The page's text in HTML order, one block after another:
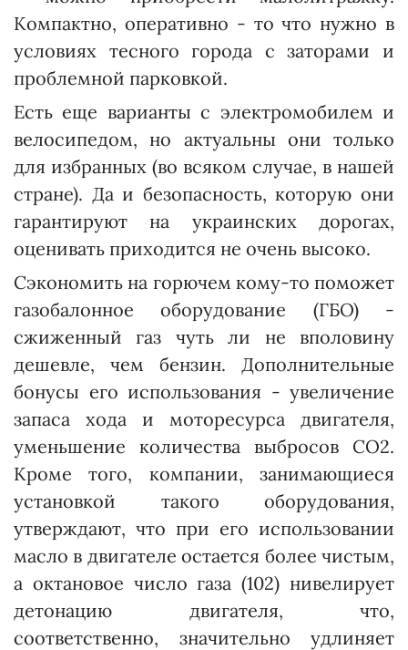
Компактно, оперативно - то что нужно в
условиях тесного города с заторами и
проблемной парковкой.
Есть еще варианты с электромобилем и
велосипедом, но актуальны они только
для избранных (во всяком случае, в нашей
стране). Да и безопасность, которую они
гарантируют на украинских дорогах,
оценивать приходится не очень высоко.
Сэкономить на горючем кому-то поможет
газобалонное оборудование (ГБО) -
сжиженный газ чуть ли не вполовину
дешевле, чем бензин. Дополнительные
бонусы его использования - увеличение
запаса хода и моторесурса двигателя,
уменьшение количества выбросов СО2.
Кроме того, компании, занимающиеся
установкой такого оборудования,
утверждают, что при его использовании
масло в двигателе остается более чистым,
а октановое число газа (102) нивелирует
детонацию двигателя, что,
соответственно, значительно удлиняет